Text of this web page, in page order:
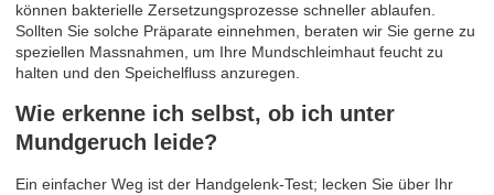
können bakterielle Zersetzungsprozesse schneller ablaufen.
Sollten Sie solche Präparate einnehmen, beraten wir Sie gerne zu
speziellen Massnahmen, um Ihre Mundschleimhaut feucht zu
halten und den Speichelfluss anzuregen.
Wie erkenne ich selbst, ob ich unter
Mundgeruch leide?
Ein einfacher Weg ist der Handgelenk-Test; lecken Sie über Ihr